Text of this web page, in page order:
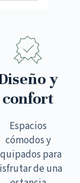
y
confort
Espacios
cómodos y
para
de una